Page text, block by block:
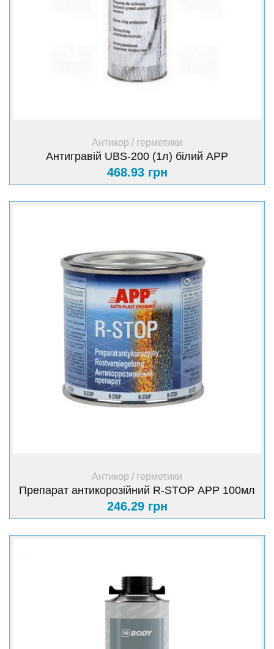
+ Купити
Антикор / герметики
Антигравій UBS-200 (1л) білий АРР
468.93 грн
+ Купити
Антикор / герметики
Препарат антикорозійний R-STOP АРР 100мл
246.29 грн